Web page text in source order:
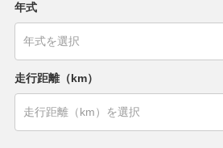
年式
走行距離（km）